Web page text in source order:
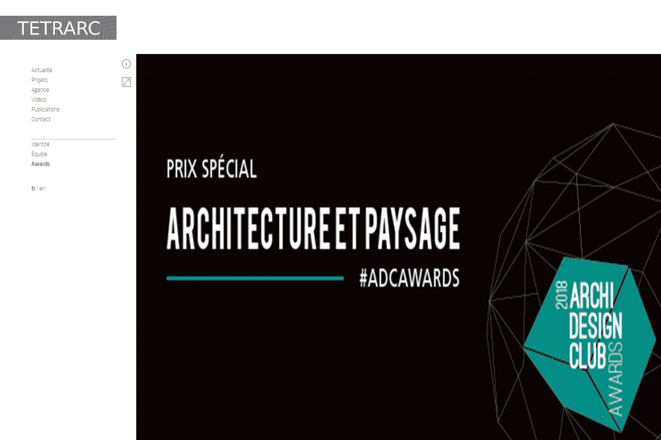
Actualité
Projets
Agence
Vidéos
Publications
Contact
Identité
Équipe
Awards
fr | en